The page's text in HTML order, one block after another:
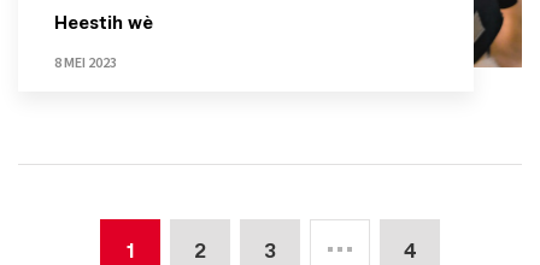
Heestih wè
8 MEI 2023
1 2 3 4